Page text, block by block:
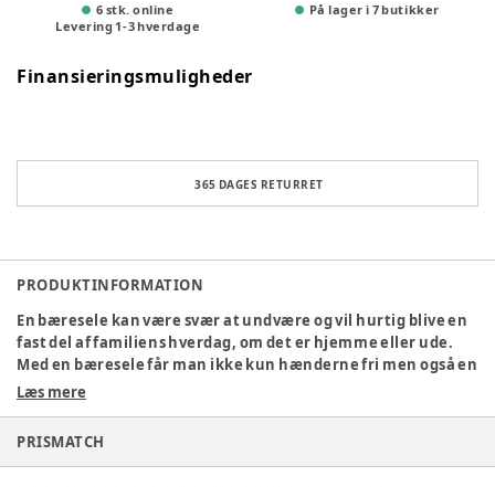
6 stk. online
Levering 1-3hverdage
På lager i 7 butikker
Finansieringsmuligheder
365 DAGES RETURRET
PRODUKTINFORMATION
En bæresele kan være svær at undvære og vil hurtig blive en
fast del af familiens hverdag, om det er hjemme eller ude.
Med en bæresele får man ikke kun hænderne fri men også en
god kontakt med baby fra nyfødt. Ergobaby Embrace Soft Air
* Blød og komfortabel
Læs mere
PRISMATCH